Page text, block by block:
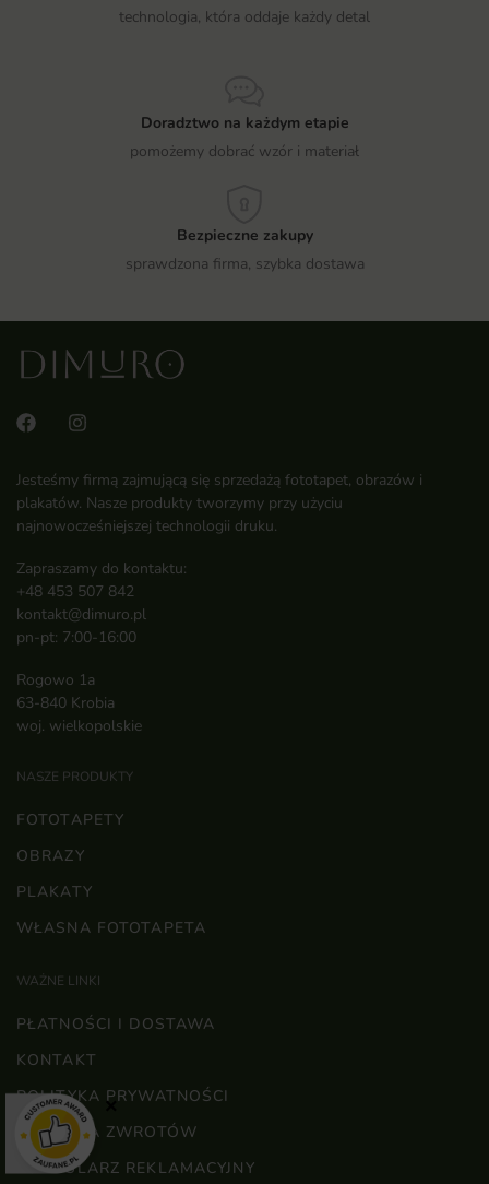
technologia, która oddaje każdy detal
Doradztwo na każdym etapie
pomożemy dobrać wzór i materiał
Bezpieczne zakupy
sprawdzona firma, szybka dostawa
Jesteśmy firmą zajmującą się sprzedażą fototapet, obrazów i
plakatów. Nasze produkty tworzymy przy użyciu
najnowocześniejszej technologii druku.
Zapraszamy do kontaktu:
+48 453 507 842
kontakt@dimuro.pl
pn-pt: 7:00-16:00
Rogowo 1a
63-840 Krobia
woj. wielkopolskie
NASZE PRODUKTY
FOTOTAPETY
OBRAZY
PLAKATY
WŁASNA FOTOTAPETA
WAŻNE LINKI
PŁATNOŚCI I DOSTAWA
KONTAKT
POLITYKA PRYWATNOŚCI
POLITYKA ZWROTÓW
FORMULARZ REKLAMACYJNY
×